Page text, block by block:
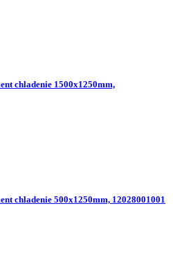
chladenie 1500x1250mm,
chladenie 500x1250mm, 12028001001